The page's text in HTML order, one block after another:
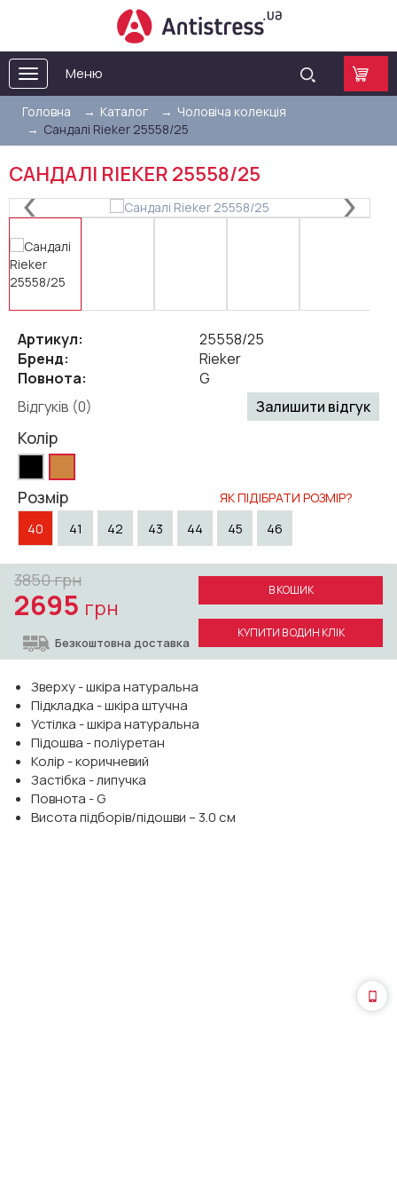
Toggle
navigation
Меню
Головна Каталог
Чоловіча колекція
Сандалі Rieker 25558/25
САНДАЛІ RIEKER 25558/25
Артикул:
25558/25
Бренд:
Rieker
Повнота:
G
Відгуків (0)
Залишити відгук
Колір
Розмір
ЯК ПІДІБРАТИ РОЗМІР?
40
41 42 43 44 45 46
3850грн
2695 грн
Безкоштовна доставка
В КОШИК
КУПИТИ В ОДИН КЛІК
Зверху - шкіра натуральна
Підкладка - шкіра штучна
Устілка - шкіра натуральна
Підошва - поліуретан
Колір - коричневий
Застібка - липучка
Повнота - G
Висота підборів/підошви – 3.0 см